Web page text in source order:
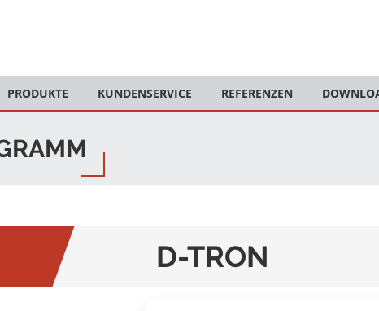
PRODUKTE KUNDENSERVICE REFERENZEN
D-TRON